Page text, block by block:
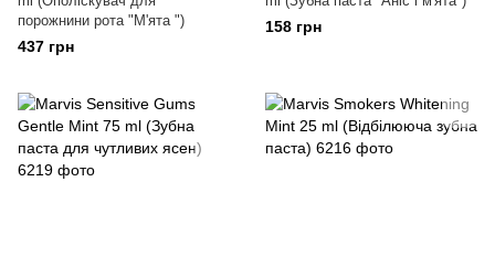
порожнини рота "М'ята ")
437 грн
158 грн